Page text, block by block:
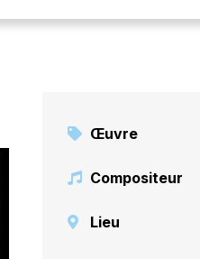
Œuvre
Compositeur
Lieu